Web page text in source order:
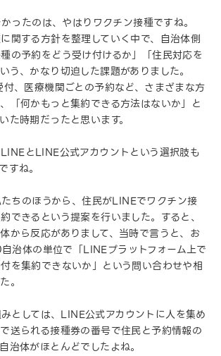
ったのは、やはりワクチン接種ですね。
関する方針を整理していく中で、自治体側
の予約をどう受け付けるか」「住民対応を
う、かなり切迫した課題がありました。
、医療機関ごとの予約など、さまざまな方
「何かもっと集約できる方法はないか」と
た時期だったと思います。
とLINE公式アカウントという選択肢も
すね。
ちのほうから、住民がLINEでワクチン接
できるという提案を行いました。すると、
から反応がありまして、当時で言うと、お
治体の単位で「LINEプラットフォーム上で
を集約できないか」という問い合わせや相
。
としては、LINE公式アカウントに人を集め
送られる接種券の番号で住民と予約情報の
治体がほとんどでしたよね。